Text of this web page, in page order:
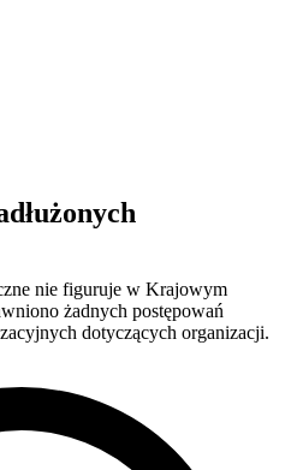
nie figuruje w Krajowym
żadnych postępowań
dotyczących organizacji.